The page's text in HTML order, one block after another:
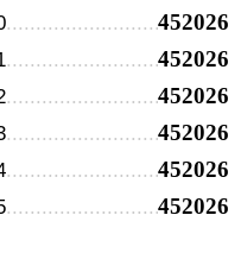
452026
452026
452026
452026
452026
452026